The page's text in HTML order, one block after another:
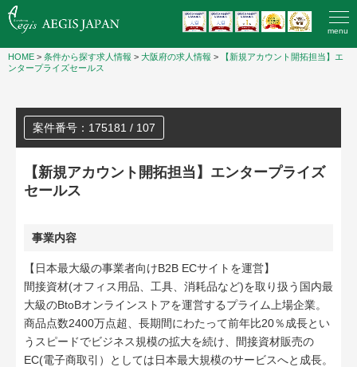
menu
HOME > 条件から探す求人情報 > 大阪府の求人情報 >
【新規アカウント開拓担当】エ
ンタープライズセールス
案件番号：175181 / 107
【新規アカウント開拓担当】エンタープライズ
セールス
事業内容
【日本最大級の事業者向けB2B ECサイトを運営】
間接資材(オフィス用品、工具、消耗品など)を取り扱う国内最
大級のBtoBオンラインストアを運営するプライム上場企業。
商品点数2400万点超、長期間にわたって前年比20％成長とい
うスピードでビジネス規模の拡大を続け、間接資材販売の
EC(電子商取引）としては日本最大規模のサービスへと成長。